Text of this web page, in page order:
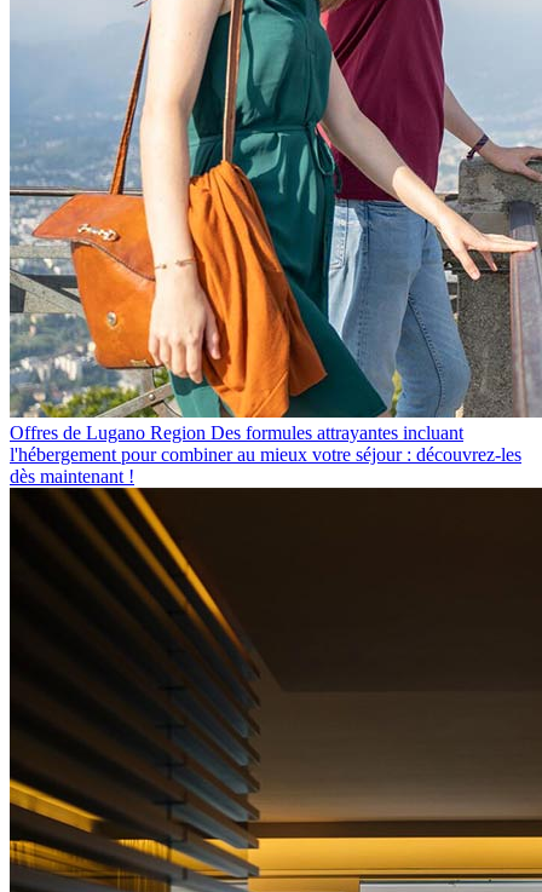
Offres de Lugano Region Des formules attrayantes incluant
l'hébergement pour combiner au mieux votre séjour : découvrez-les
dès maintenant !